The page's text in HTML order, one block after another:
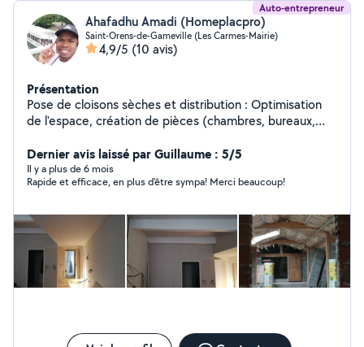
Auto-entrepreneur
Ahafadhu Amadi (Homeplacpro)
Saint-Orens-de-Gameville (Les Carmes-Mairie)
4,9/5 (10 avis)
Présentation
Pose de cloisons sèches et distribution : Optimisation
de l'espace, création de pièces (chambres, bureaux,
plafonds suspendus (autoportée ou avec suspente) .
Isolation thermique et acoustique : Doublage des murs
périphériques et isolation des combles pour réduire vos
Dernier avis laissé par Guillaume : 5/5
Il y a plus de 6 mois
Rapide et efficace, en plus d'être sympa! Merci beaucoup!